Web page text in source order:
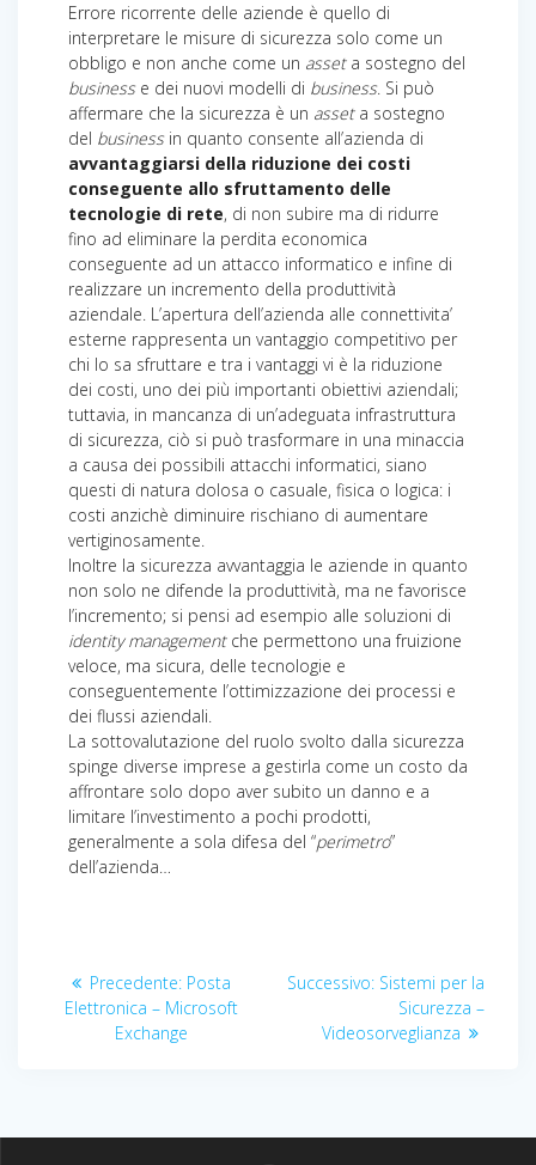
Errore ricorrente delle aziende è quello di
interpretare le misure di sicurezza solo come un
obbligo e non anche come un asseta sostegno del
businesse dei nuovi modelli di business. Si può
affermare che la sicurezza è un asseta sostegno
del businessin quanto consente all’azienda di
avvantaggiarsi della riduzione dei costi
conseguente allo sfruttamento delle
tecnologie di rete, di non subire ma di ridurre
fino ad eliminare la perdita economica
conseguente ad un attacco informatico e infine di
realizzare un incremento della produttività
aziendale. L’apertura dell’azienda alle connettivita’
esterne rappresenta un vantaggio competitivo per
chi lo sa sfruttare e tra i vantaggi vi è la riduzione
dei costi, uno dei più importanti obiettivi aziendali;
tuttavia, in mancanza di un’adeguata infrastruttura
di sicurezza, ciò si può trasformare in una minaccia
a causa dei possibili attacchi informatici, siano
questi di natura dolosa o casuale, fisica o logica: i
costi anzichè diminuire rischiano di aumentare
vertiginosamente.
Inoltre la sicurezza avvantaggia le aziende in quanto
non solo ne difende la produttività, ma ne favorisce
l’incremento; si pensi ad esempio alle soluzioni di
identity managementche permettono una fruizione
veloce, ma sicura, delle tecnologie e
conseguentemente l’ottimizzazione dei processi e
dei flussi aziendali.
La sottovalutazione del ruolo svolto dalla sicurezza
spinge diverse imprese a gestirla come un costo da
affrontare solo dopo aver subito un danno e a
limitare l’investimento a pochi prodotti,
generalmente a sola difesa del “perimetro”
dell’azienda…
Navigazione
articoli
Precedente: Articolo
precedente:
Posta
Elettronica – Microsoft
Exchange
Successivo: Articolo
successivo:
Sistemi per la
Sicurezza –
Videosorveglianza